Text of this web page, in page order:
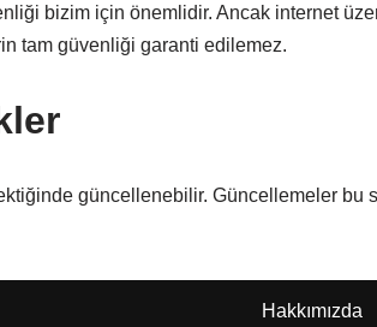
bizim için önemlidir. Ancak internet
tam güvenliği garanti edilemez.
güncellenebilir. Güncellemeler bu
Hakkımızda